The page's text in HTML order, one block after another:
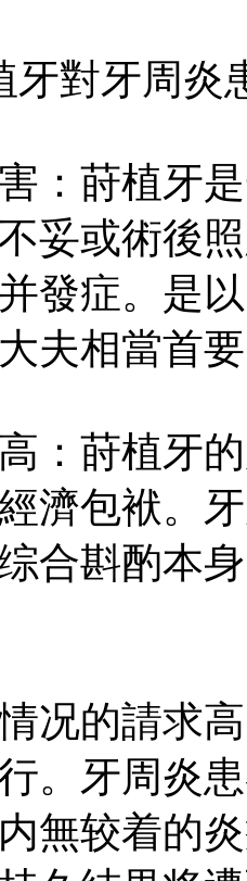
牙對牙周炎
：莳植牙
妥或術後
發症。是
夫相當首
：莳植牙
濟包袱。
合斟酌本
况的請求
。牙周炎
無较着的